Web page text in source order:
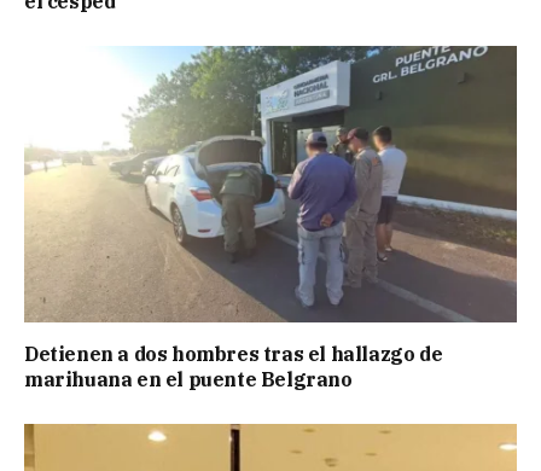
Detienen a dos hombres tras el hallazgo de
marihuana en el puente Belgrano